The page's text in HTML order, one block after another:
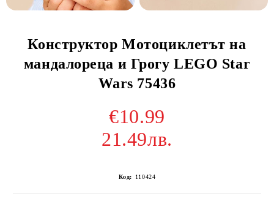
Конструктор Мотоциклетът на
мандалореца и Грогу LEGO Star
Wars 75436
€10.99
21.49лв.
Код: 110424